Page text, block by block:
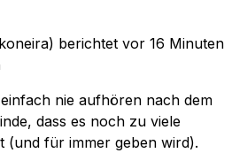
berichtet vor 16 Minuten
nie aufhören nach dem
dass es noch zu viele
(und für immer geben wird).